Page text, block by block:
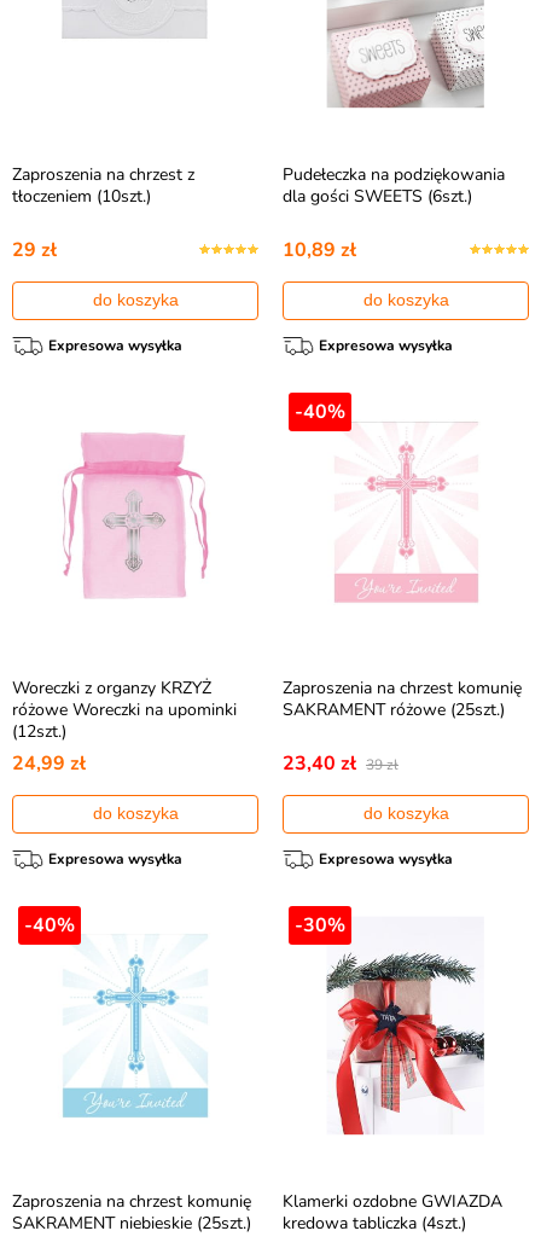
Zaproszenia na chrzest z
tłoczeniem (10szt.)
29 zł
do koszyka
Expresowa wysyłka
Pudełeczka na podziękowania
dla gości SWEETS (6szt.)
10,89 zł
do koszyka
Expresowa wysyłka
Woreczki z organzy KRZYŻ
różowe Woreczki na upominki
(12szt.)
24,99 zł
do koszyka
Expresowa wysyłka
-40%
Zaproszenia na chrzest komunię
SAKRAMENT różowe (25szt.)
23,40 zł 39 zł
do koszyka
Expresowa wysyłka
-40%
Zaproszenia na chrzest komunię
SAKRAMENT niebieskie (25szt.)
-30%
Klamerki ozdobne GWIAZDA
kredowa tabliczka (4szt.)